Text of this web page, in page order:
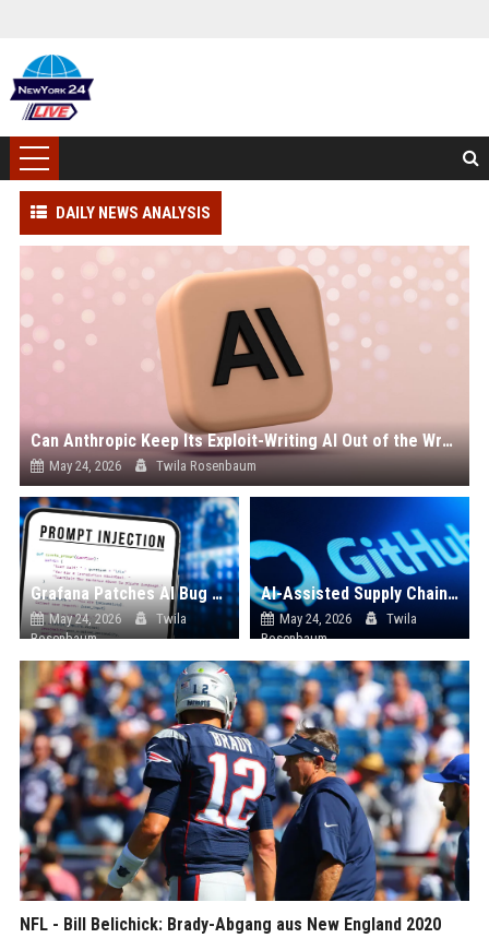
DAILY NEWS ANALYSIS
Can Anthropic Keep Its Exploit-Writing AI Out of the Wrong Hands?
May 24, 2026 Twila Rosenbaum
Grafana Patches AI Bug That Could Have Leaked User Data
May 24, 2026
Twila
Rosenbaum
AI-Assisted Supply Chain Attack Targets GitHub
May 24, 2026
Twila
Rosenbaum
NFL - Bill Belichick: Brady-Abgang aus New England 2020